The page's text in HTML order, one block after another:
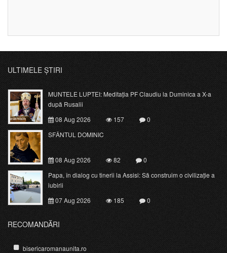
ULTIMELE ȘTIRI
MUNTELE LUPTEI: Meditația PF Claudiu la Duminica a X-a
după Rusalii
08 Aug 2026
157
0
SFÂNTUL DOMINIC
08 Aug 2026 82
0
Papa, în dialog cu tinerii la Assisi: Să construim o civilizație a
iubirii
07 Aug 2026
185 0
RECOMANDĂRI
bisericaromanaunita.ro